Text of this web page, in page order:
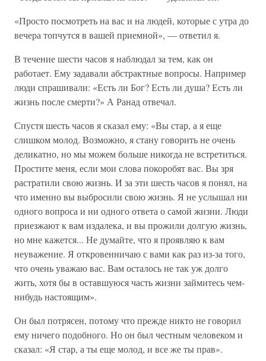
«Просто посмотреть на вас и на людей, которые с утра до
вечера топчутся в вашей приемной», — ответил я.
В течение шести часов я наблюдал за тем, как он
работает. Ему задавали абстрактные вопросы. Например
люди спрашивали: «Есть ли Бог? Есть ли душа? Есть ли
жизнь после смерти?» А Ранад отвечал.
Спустя шесть часов я сказал ему: «Вы стар, а я еще
слишком молод. Возможно, я стану говорить не очень
деликатно, но мы можем больше никогда не встретиться.
Простите меня, если мои слова покоробят вас. Вы зря
растратили свою жизнь. И за эти шесть часов я понял, на
что именно вы выбросили свою жизнь. Я не услышал ни
одного вопроса и ни одного ответа о самой жизни. Люди
приезжают к вам издалека, и вы прожили долгую жизнь,
но мне кажется... Не думайте, что я проявляю к вам
неуважение. Я откровенничаю с вами как раз из-за того,
что очень уважаю вас. Вам осталось не так уж долго
жить, хотя бы в оставшуюся часть жизни займитесь чем-
нибудь настоящим».
Он был потрясен, потому что прежде никто не говорил
ему ничего подобного. Но он был честным человеком и
сказал: «Я стар, а ты еще молод, и все же ты прав».